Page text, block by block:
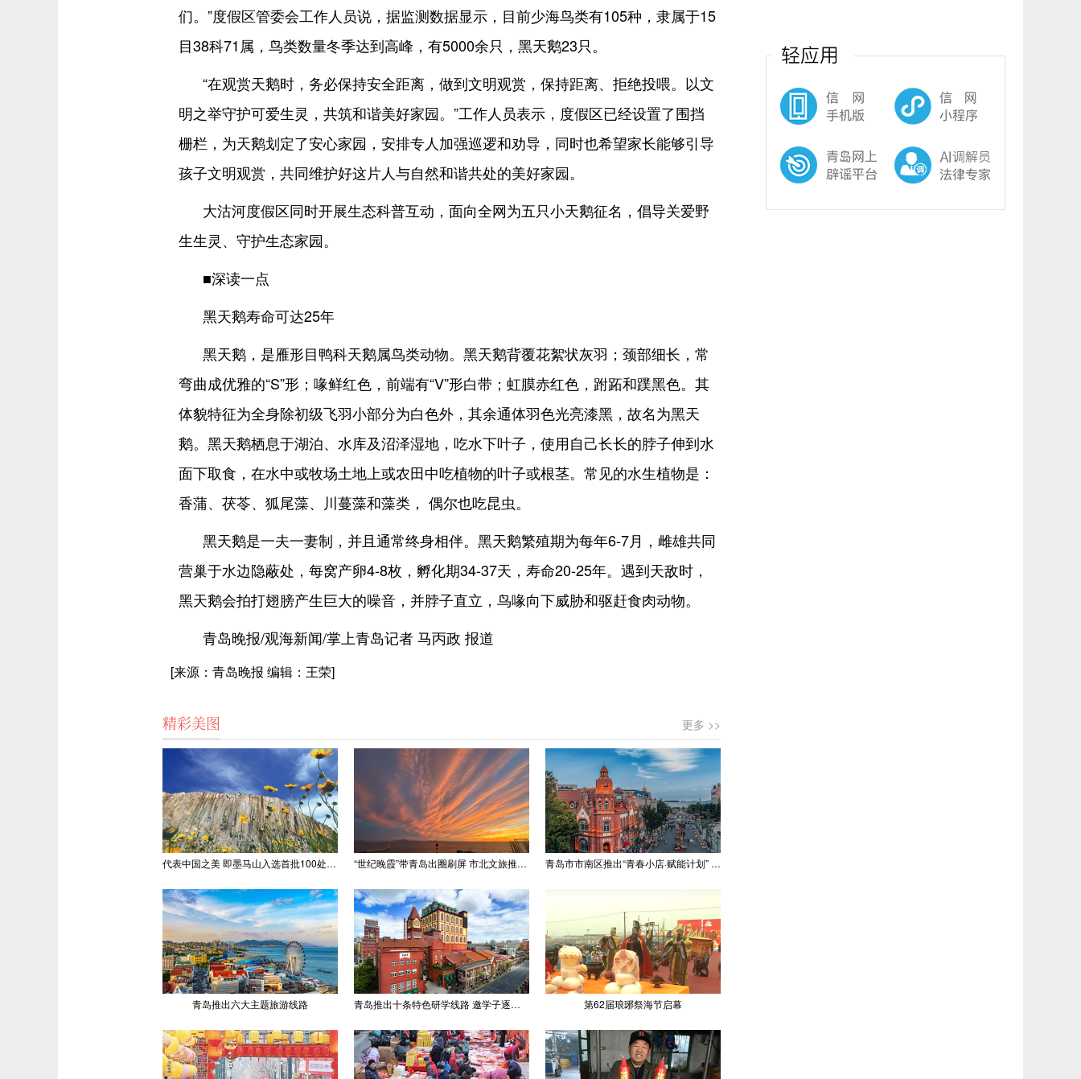
们。”度假区管委会工作人员说，据监测数据显示，目前少海鸟类有105种，隶属于15
目38科71属，鸟类数量冬季达到高峰，有5000余只，黑天鹅23只。
“在观赏天鹅时，务必保持安全距离，做到文明观赏，保持距离、拒绝投喂。以文
明之举守护可爱生灵，共筑和谐美好家园。”工作人员表示，度假区已经设置了围挡
栅栏，为天鹅划定了安心家园，安排专人加强巡逻和劝导，同时也希望家长能够引导
孩子文明观赏，共同维护好这片人与自然和谐共处的美好家园。
大沽河度假区同时开展生态科普互动，面向全网为五只小天鹅征名，倡导关爱野
生生灵、守护生态家园。
■深读一点
黑天鹅寿命可达25年
黑天鹅，是雁形目鸭科天鹅属鸟类动物。黑天鹅背覆花絮状灰羽；颈部细长，常
弯曲成优雅的“S”形；喙鲜红色，前端有“V”形白带；虹膜赤红色，跗跖和蹼黑色。其
体貌特征为全身除初级飞羽小部分为白色外，其余通体羽色光亮漆黑，故名为黑天
鹅。黑天鹅栖息于湖泊、水库及沼泽湿地，吃水下叶子，使用自己长长的脖子伸到水
面下取食，在水中或牧场土地上或农田中吃植物的叶子或根茎。常见的水生植物是：
香蒲、茯苓、狐尾藻、川蔓藻和藻类， 偶尔也吃昆虫。
黑天鹅是一夫一妻制，并且通常终身相伴。黑天鹅繁殖期为每年6-7月，雌雄共同
营巢于水边隐蔽处，每窝产卵4-8枚，孵化期34-37天，寿命20-25年。遇到天敌时，
黑天鹅会拍打翅膀产生巨大的噪音，并脖子直立，鸟喙向下威胁和驱赶食肉动物。
青岛晚报/观海新闻/掌上青岛记者 马丙政 报道
[来源：青岛晚报 编辑：王荣]
精彩美图 更多 >>
代表中国之美 即墨马山入选首批100处“美丽中国打卡点” “世纪晚霞”带青岛出圈刷屏 市北文旅推出精品线路 青岛市市南区推出“青春小店·赋能计划” 聚满青岛温情
青岛推出六大主题旅游线路 青岛推出十条特色研学线路 邀学子逐梦深蓝探知山海 第62届琅琊祭海节启幕